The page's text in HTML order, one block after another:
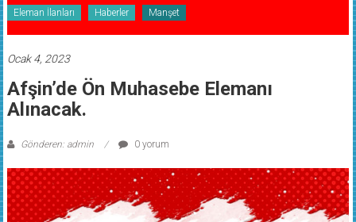
Eleman İlanları Haberler Manşet
Ocak 4, 2023
Afşin’de Ön Muhasebe Elemanı
Alınacak.
Gönderen: admin 0 yorum